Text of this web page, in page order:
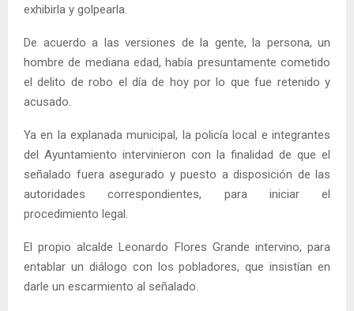
exhibirla y golpearla.
De acuerdo a las versiones de la gente, la persona, un
hombre de mediana edad, había presuntamente cometido
el delito de robo el día de hoy por lo que fue retenido y
acusado.
Ya en la explanada municipal, la policía local e integrantes
del Ayuntamiento intervinieron con la finalidad de que el
señalado fuera asegurado y puesto a disposición de las
autoridades correspondientes, para iniciar el
procedimiento legal.
El propio alcalde Leonardo Flores Grande intervino, para
entablar un diálogo con los pobladores, que insistían en
darle un escarmiento al señalado.